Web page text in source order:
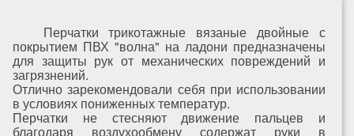
Перчатки трикотажные вязаные двойные с
покрытием ПВХ "волна" на ладони предназначены
для защиты рук от механических повреждений и
загрязнений.
Отлично зарекомендовали себя при использовании
в условиях пониженных температур.
Перчатки не стесняют движение пальцев и
благодаря воздухообмену содержат руки в